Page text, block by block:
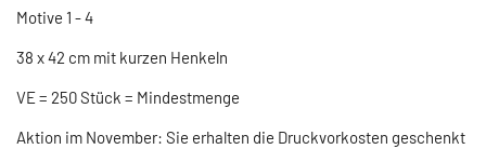
Motive 1 - 4
38 x 42 cm mit kurzen Henkeln
VE = 250 Stück = Mindestmenge
Aktion im November: Sie erhalten die Druckvorkosten geschenkt